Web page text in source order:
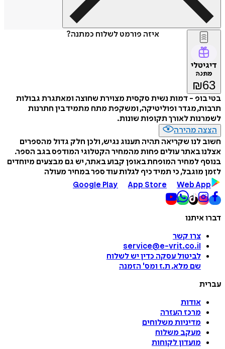
איזה פורמט לשלוח כמתנה?
דיגיטלי
מתנה
₪63
בטי בופ - דמות נשית סקסית מצוירת שחוצה ומאתגרת גבולות
תרבות, מגדר ופוליטיקה, ומשקפת מתח מתמיד בין חתרנות
לשמרנות לאורך תקופות שונות.
הצצה מהירה
חשוב לנו שקריאה תהיה תענוג נגיש, ולכן חלק גדול מהספרים
אצלנו באתר עולים פחות מהמחיר הקטלוגי המודפס בגב הספר.
בנוסף למחיר המופחת באופן קבוע באתר, יש גם מבצעים מיוחדים
לזמן מוגבל, כי תמיד כיף לגלות עוד ספר במחיר מעולה
Google Play
App Store Web App
דברו איתנו
צרו קשר
service@e-vrit.co.il
לביטול עסקה כדין יש לשלוח
שם מלא, ת.ז ומס' הזמנה
עברית
אודות
מרכז העזרה
מדיניות משלוחים
מעקב משלוח
מועדון לקוחות